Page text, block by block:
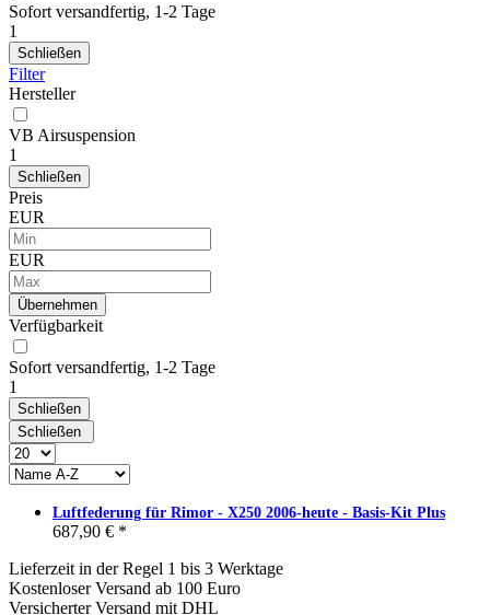
Sofort versandfertig, 1-2 Tage
1
Schließen
Filter
Hersteller
VB Airsuspension
1
Schließen
Preis
EUR
EUR
Übernehmen
Verfügbarkeit
Sofort versandfertig, 1-2 Tage
1
Schließen
Schließen
Luftfederung für Rimor - X250 2006-heute - Basis-Kit Plus
687,90 € *
Lieferzeit in der Regel 1 bis 3 Werktage
Kostenloser Versand ab 100 Euro
Versicherter Versand mit DHL